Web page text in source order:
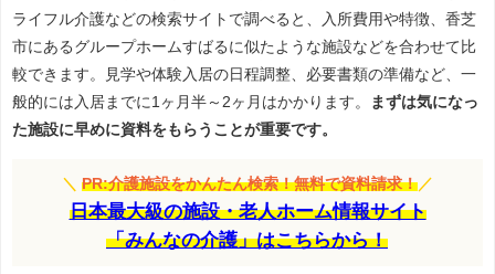
ライフル介護などの検索サイトで調べると、入所費用や特徴、香芝
市にあるグループホームすばるに似たような施設などを合わせて比
較できます。見学や体験入居の日程調整、必要書類の準備など、一
般的には入居までに1ヶ月半～2ヶ月はかかります。
まずは気になっ
た施設に早めに資料をもらうことが重要です。
＼ PR:介護施設をかんたん検索！無料で資料請求！ ／
日本最大級の施設・老人ホーム情報サイト
「みんなの介護」はこちらから！